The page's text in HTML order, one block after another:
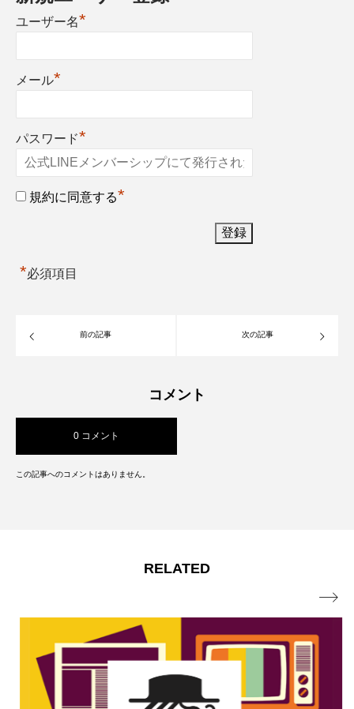
ユーザー名*
メール*
パスワード*
規約に同意する*
*必須項目
前の記事 次の記事
コメント
0 コメント
この記事へのコメントはありません。
RELATED
